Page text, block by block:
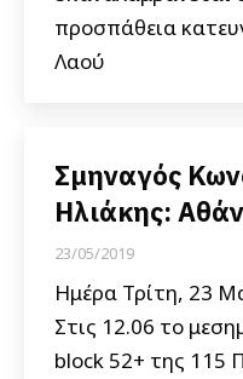
προσπάθεια
Λαού
Σμηναγός
Ηλιάκης:
23/05/2019
Ημέρα Τρίτη, 23
Στις 12.06 το
block 52+ της 115